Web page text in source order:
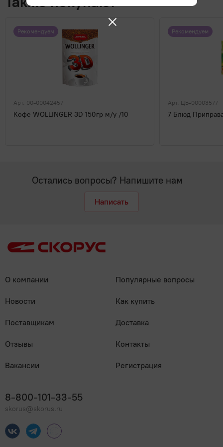
Рекомендуем
Арт. 00-00042457
Кофе WOLLINGER 3D 150гр м/у /10
Рекомендуем
Арт. ЦБ-00003577
7 Блюд
Остались вопросы? Напишите нам
Написать
О компании
Новости
Поставщикам
Отзывы
Вакансии
Популярные вопросы
Как купить
Доставка
Контакты
Регистрация
8-800-101-33-55
skorus@skorus.ru